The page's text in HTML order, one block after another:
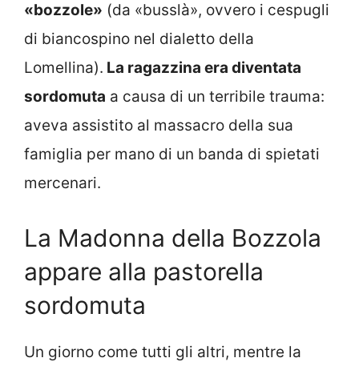
«bozzole» (da «busslà», ovvero i cespugli
di biancospino nel dialetto della
Lomellina). La ragazzina era diventata
sordomuta a causa di un terribile trauma:
aveva assistito al massacro della sua
famiglia per mano di un banda di spietati
mercenari.
La Madonna della Bozzola
appare alla pastorella
sordomuta
Un giorno come tutti gli altri, mentre la